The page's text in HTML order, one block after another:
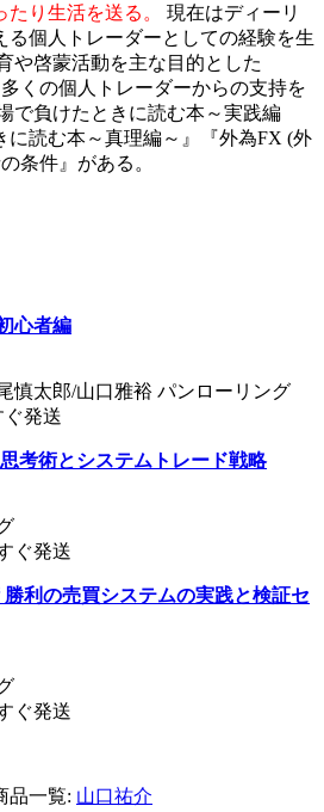
り生活を送る。
現在はディーリ
る個人トレーダーとしての経験を生
や啓蒙活動を主な目的とした
くの個人トレーダーからの支持を
で負けたときに読む本～実践編
に読む本～真理編～』『外為FX (外
条件』がある。
心者編
慎太郎/山口雅裕 パンローリング
ぐ発送
考術とシステムトレード戦略
ぐ発送
利の売買システムの実践と検証セ
ぐ発送
品一覧: 山口祐介